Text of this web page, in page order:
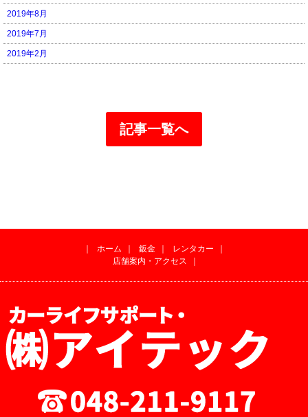
2019年8月
2019年7月
2019年2月
記事一覧へ
｜ ホーム ｜ 鈑金 ｜ レンタカー
｜
店舗案内・アクセス
｜